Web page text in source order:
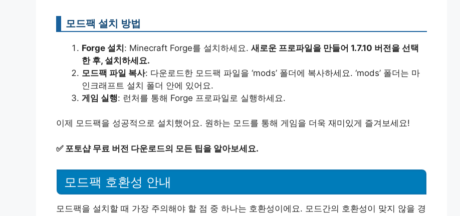
모드팩 설치 방법
Forge 설치: Minecraft Forge를 설치하세요. 새로운 프로파일을 만들어 1.7.10 버전을 선택
한 후, 설치하세요.
모드팩 파일 복사: 다운로드한 모드팩 파일을 ‘mods’ 폴더에 복사하세요. ‘mods’ 폴더는 마
인크래프트 설치 폴더 안에 있어요.
게임 실행: 런처를 통해 Forge 프로파일로 실행하세요.
이제 모드팩을 성공적으로 설치했어요. 원하는 모드를 통해 게임을 더욱 재미있게 즐겨보세요!
✅ 포토샵 무료 버전 다운로드의 모든 팁을 알아보세요.
모드팩 호환성 안내
모드팩을 설치할 때 가장 주의해야 할 점 중 하나는 호환성이에요. 모드간의 호환성이 맞지 않을 경